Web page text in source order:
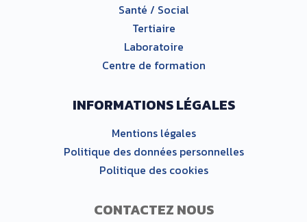
Santé / Social
Tertiaire
Laboratoire
Centre de formation
INFORMATIONS LÉGALES
Mentions légales
Politique des données personnelles
Politique des cookies
CONTACTEZ NOUS